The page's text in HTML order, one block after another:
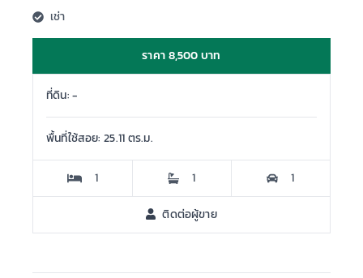
เช่า
ราคา 8,500 บาท
ที่ดิน: -
พื้นที่ใช้สอย: 25.11 ตร.ม.
1 1 1
ติดต่อผู้ขาย